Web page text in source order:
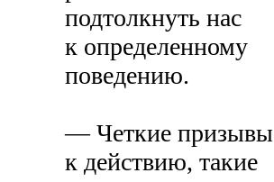
подтолкнуть нас
к определенному
поведению.
— Четкие призывы
к действию, такие